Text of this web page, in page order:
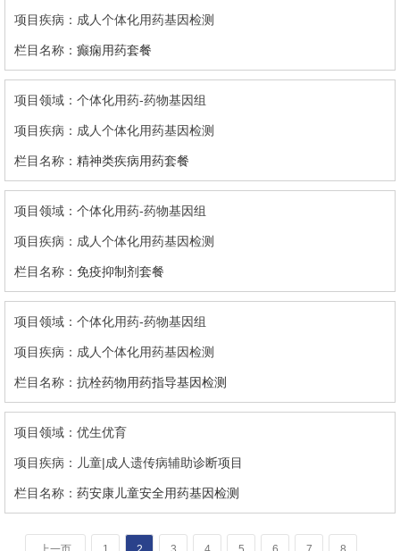
成人个体化用药基因检测
癫痫用药套餐
个体化用药-药物基因组
成人个体化用药基因检测
精神类疾病用药套餐
个体化用药-药物基因组
成人个体化用药基因检测
免疫抑制剂套餐
个体化用药-药物基因组
成人个体化用药基因检测
抗栓药物用药指导基因检测
优生优育
儿童|成人遗传病辅助诊断项目
药安康儿童安全用药基因检测